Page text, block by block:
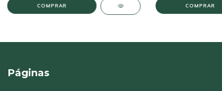
COMPRAR COMPRAR
Páginas